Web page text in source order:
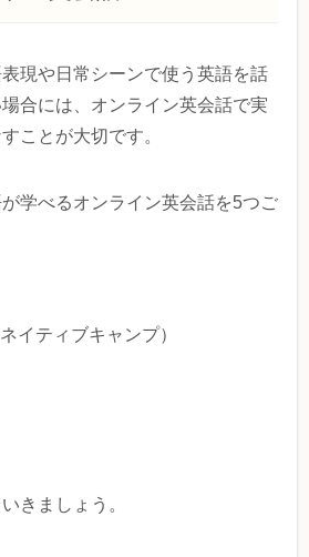
表現や日常シーンで使う英語を話
合には、オンライン英会話で実
ことが大切です。
学べるオンライン英会話を5つご
イティブキャンプ）
きましょう。